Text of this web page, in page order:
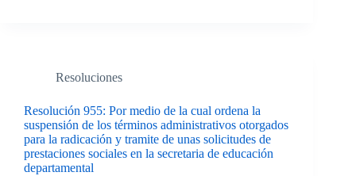
Resoluciones
Resolución 955: Por medio de la cual ordena la
suspensión de los términos administrativos otorgados
para la radicación y tramite de unas solicitudes de
prestaciones sociales en la secretaria de educación
departamental